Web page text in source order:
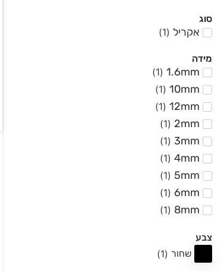
סוג
אקריל (
1
)
מידה
1.6mm
(
1
)
10mm
(
1
)
12mm
(
1
)
2mm
(
1
)
3mm
(
1
)
4mm
(
1
)
5mm
(
1
)
6mm
(
1
)
8mm
(
1
)
צבע
שחור (
1
)